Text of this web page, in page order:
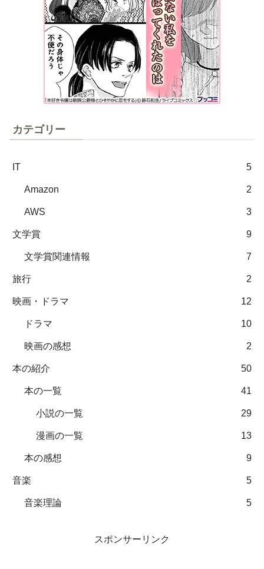
カテゴリー
IT 5
Amazon 2
AWS 3
文学賞 9
文学賞関連情報 7
旅行 2
映画・ドラマ 12
ドラマ 10
映画の感想 2
本の紹介 50
本の一覧 41
小説の一覧 29
漫画の一覧 13
本の感想 9
音楽 5
音楽理論 5
スポンサーリンク